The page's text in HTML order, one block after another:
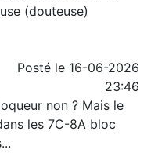
(douteuse)
Posté le 16-06-2026
23:46
non ? Mais le
les 7C-8A bloc